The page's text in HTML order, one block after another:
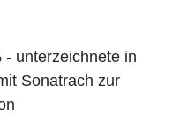
- unterzeichnete in
Sonatrach zur